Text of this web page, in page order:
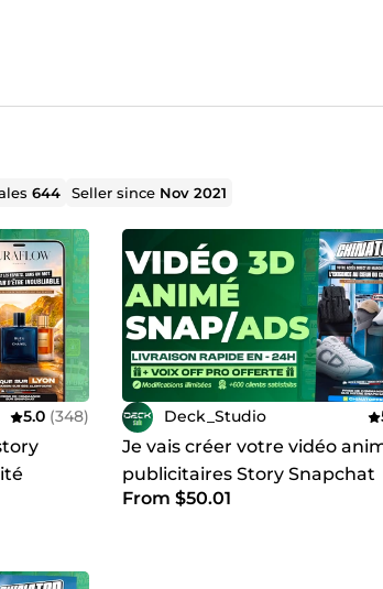
644 Seller since Nov 2021
5.0 (348) Deck_Studio
Je vais créer votre vidéo
publicitaires Story Snapchat
publicitaire de haute qualité
From $50.01